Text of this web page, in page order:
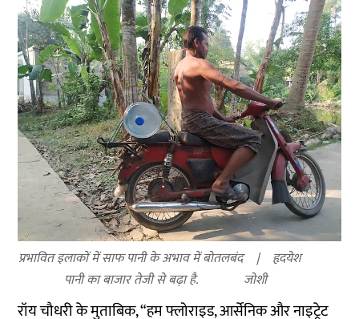
प्रभावित इलाकों में साफ पानी के अभाव में बोतलबंद
पानी का बाजार तेजी से बढ़ा है.
हृदयेश
जोशी
रॉय चौधरी के मुताबिक, “हम फ्लोराइड, आर्सेनिक और नाइट्रेट